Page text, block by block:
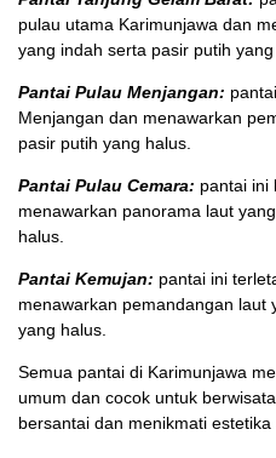
pulau utama Karimunjawa dan
yang indah serta pasir putih
Pantai Pulau Menjangan:
Menjangan dan menawarkan
pasir putih yang halus.
Pantai Pulau Cemara: pantai ini
menawarkan panorama laut
halus.
Pantai Kemujan: pantai ini
menawarkan pemandangan laut
yang halus.
Semua pantai di Karimunjawa
umum dan cocok untuk
bersantai dan menikmati